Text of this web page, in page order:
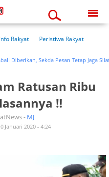
09:21:24 am
Info Rakyat
Peristiwa Rakyat
Diberikan, Sekda Pesan Tetap Jaga
Ratusan Ribu
!!
- MJ
Januari 2020 - 4:24